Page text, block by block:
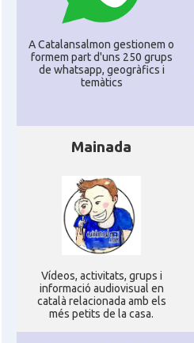
A Catalansalmon gestionem o
formem part d'uns 250 grups
de whatsapp, geogràfics i
temàtics
Mainada
Ví­deos, activitats, grups i
informació audiovisual en
català relacionada amb els
més petits de la casa.